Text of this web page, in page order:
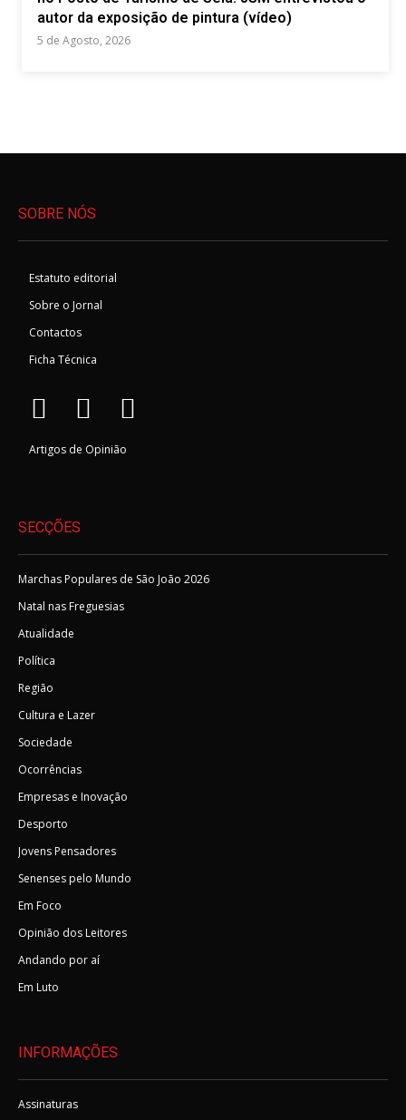
autor da exposição de pintura (vídeo)
5 de Agosto, 2026
SOBRE NÓS
Estatuto editorial
Sobre o Jornal
Contactos
Ficha Técnica
Artigos de Opinião
SECÇÕES
Marchas Populares de São João 2026
Natal nas Freguesias
Atualidade
Política
Região
Cultura e Lazer
Sociedade
Ocorrências
Empresas e Inovação
Desporto
Jovens Pensadores
Senenses pelo Mundo
Em Foco
Opinião dos Leitores
Andando por aí
Em Luto
INFORMAÇÕES
Assinaturas